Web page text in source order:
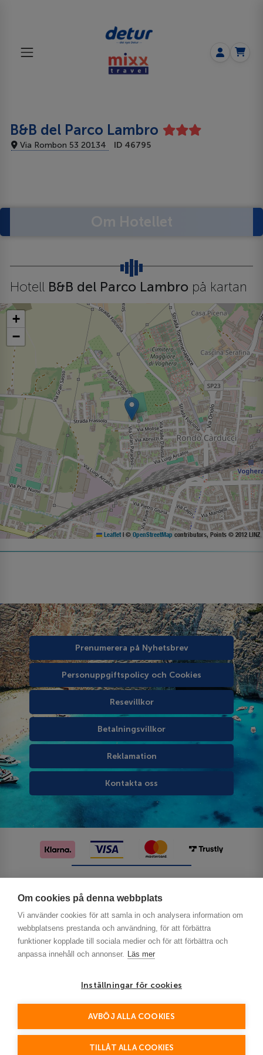
Om cookies på denna webbplats
Vi använder cookies för att samla in och analysera information om
webbplatsens prestanda och användning, för att förbättra
funktioner kopplade till sociala medier och för att förbättra och
anpassa innehåll och annonser. Läs mer
Inställningar för cookies
AVBÖJ ALLA COOKIES
TILLÅT ALLA COOKIES
B&B del Parco Lambro
Via Rombon 53 20134 ID 46795
Hotell B&B del Parco Lambro på kartan
+
−
Leaflet | © OpenStreetMap contributors, Points © 2012 LINZ
Prenumerera på Nyhetsbrev
Personuppgiftspolicy och Cookies
Resevillkor
Betalningsvillkor
Reklamation
Kontakta oss
This site is protected by reCAPTCHA and the Google
Policy and Terms of Service apply.